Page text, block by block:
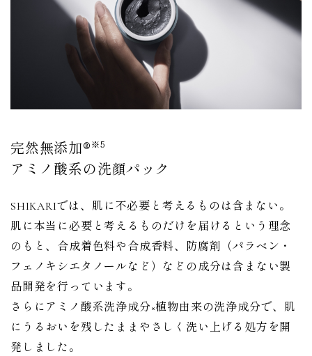
完然無添加®※5
アミノ酸系の洗顔パック
SHIKARIでは、肌に不必要と考えるものは含まない。
肌に本当に必要と考えるものだけを届けるという理念
のもと、合成着色料や合成香料、防腐剤（パラベン・
フェノキシエタノールなど）などの成分は含まない製
品開発を行っています。
さらにアミノ酸系洗浄成分×植物由来の洗浄成分で、肌
にうるおいを残したままやさしく洗い上げる処方を開
発しました。